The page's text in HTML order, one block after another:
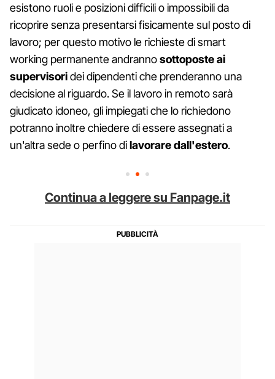
esistono ruoli e posizioni difficili o impossibili da
ricoprire senza presentarsi fisicamente sul posto di
lavoro; per questo motivo le richieste di smart
working permanente andrannosottoposte ai
supervisoridei dipendenti che prenderanno una
decisione al riguardo. Se il lavoro in remoto sarà
giudicato idoneo, gli impiegati che lo richiedono
potranno inoltre chiedere di essere assegnati a
un'altra sede o perfino dilavorare dall'estero.
Continua a leggere su Fanpage.it